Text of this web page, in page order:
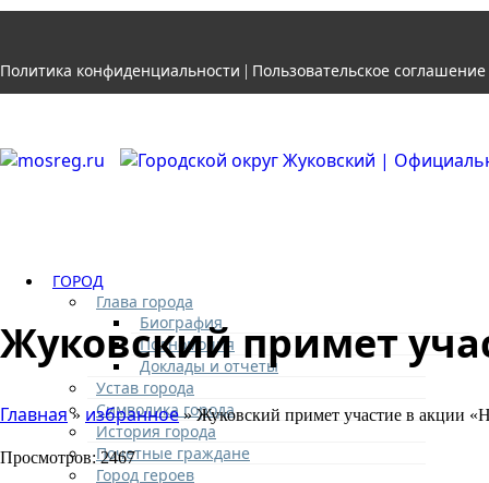
Политика конфиденциальности | Пользовательское соглашение
ГОРОД
Глава города
Биография
Полномочия
Доклады и отчеты
Устав города
Символика города
История города
Почетные граждане
Город героев
Жуковский примет
Главная» избранное» Жуковский примет участие в акции
Просмотров: 2467